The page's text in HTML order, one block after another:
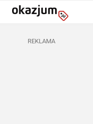
REKLAMA